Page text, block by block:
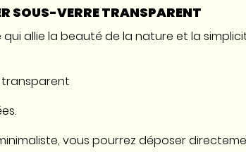
SOUS-VERRE TRANSPARENT
allie la beauté de la nature et la
vous pourrez déposer